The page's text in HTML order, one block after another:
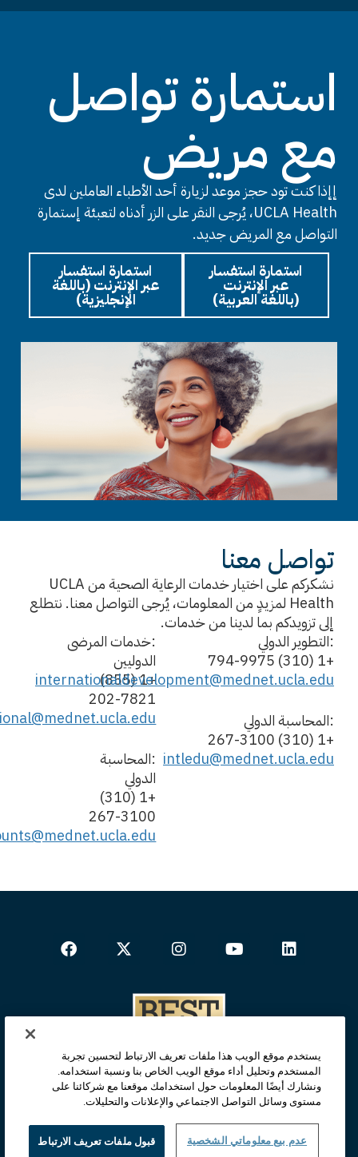
استمارة تواصل
مع مريض
إإذا كنت تود حجز موعد لزيارة أحد الأطباء العاملين لدى
UCLA Health، يُرجى النقر على الزر أدناه لتعبئة إستمارة
التواصل مع المريض جديد.
استمارة استفسار
عبر الإنترنت (باللغة
الإنجليزية)
استمارة استفسار
عبر الإنترنت
(باللغة العربية)
تواصل معنا
نشكركم على اختيار خدمات الرعاية الصحية من UCLA
Health لمزيدٍ من المعلومات، يُرجى التواصل معنا. نتطلع
إلى تزويدكم بما لدينا من خدمات.
:خدمات المرضى
الدوليين
+1 (855)
202-7821
:المحاسبة
الدولي
+1 (310)
267-3100
:التطوير الدولي
+1 (310) 794-9975
internationaldevelopment@mednet.ucla.edu
:المحاسبة الدولي
+1 (310) 267-3100
intledu@mednet.ucla.edu
يستخدم موقع الويب هذا ملفات تعريف الارتباط لتحسين تجربة
المستخدم وتحليل أداء موقع الويب الخاص بنا ونسبة استخدامه.
ونشارك أيضًا المعلومات حول استخدامك موقعنا مع شركائنا على
مستوى وسائل التواصل الاجتماعي والإعلانات والتحليلات.
قبول ملفات تعريف الارتباط عدم بيع معلوماتي الشخصية